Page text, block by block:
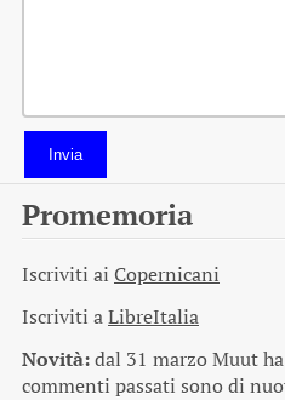
Invia
Promemoria
Iscriviti ai Copernicani
Iscriviti aLibreItalia
Novità:dal 31 marzo Muut
commenti passati sono di